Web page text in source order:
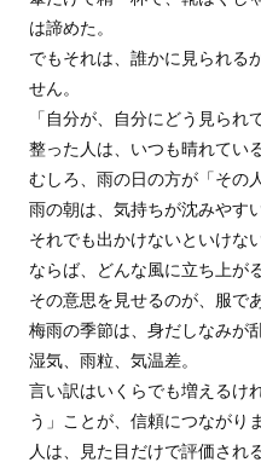
は諦めた。
でもそれは、誰かに見られる
せん。
「自分が、自分にどう見られ
整った人は、いつも晴れてい
むしろ、雨の日の方が「その
雨の朝は、気持ちが沈みやすい
それでも出かけないといけない
ならば、どんな風に立ち上がる
その意思を見せるのが、服で
梅雨の季節は、身だしなみが
湿気、雨粒、気温差。
言い訳はいくらでも増えるけ
う」ことが、信頼につながり
人は、見た目だけで評価され